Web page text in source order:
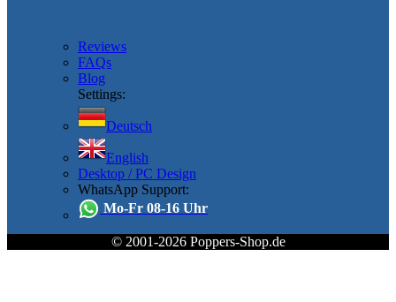
Reviews
FAQs
Blog
Settings:
Deutsch
English
Desktop / PC Design
WhatsApp Support:
Mo-Fr 08-16 Uhr
© 2001-2026 Poppers-Shop.de